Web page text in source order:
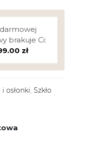
brakuje Ci:
zł
osłonki, Szkło